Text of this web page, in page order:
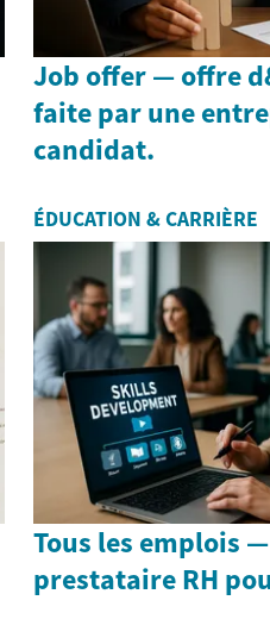
Job offer — offre
faite par une
candidat.
ÉDUCATION & CARRIÈRE
Tous les emplois
prestataire RH